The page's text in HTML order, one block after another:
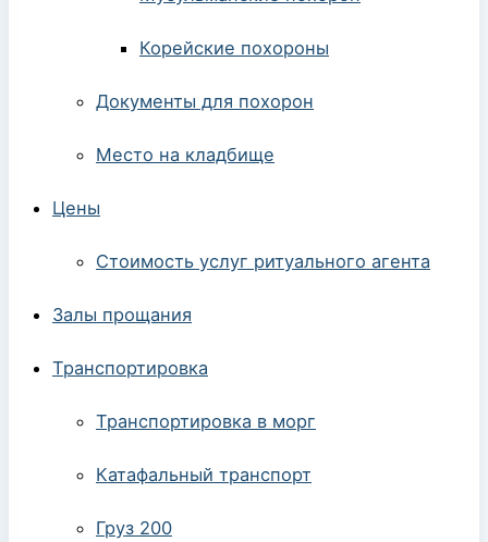
Корейские похороны
Документы для похорон
Место на кладбище
Цены
Стоимость услуг ритуального агента
Залы прощания
Транспортировка
Транспортировка в морг
Катафальный транспорт
Груз 200